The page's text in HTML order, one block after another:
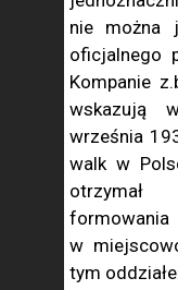
nie można
oficjalnego
Kompanie
wskazują
września
walk w
w
tym